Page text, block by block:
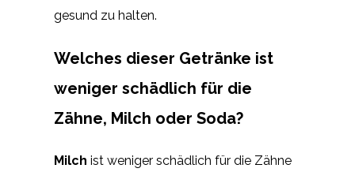
gesund zu halten.
Welches dieser Getränke ist
weniger schädlich für die
Zähne, Milch oder Soda?
Milch ist weniger schädlich für die Zähne